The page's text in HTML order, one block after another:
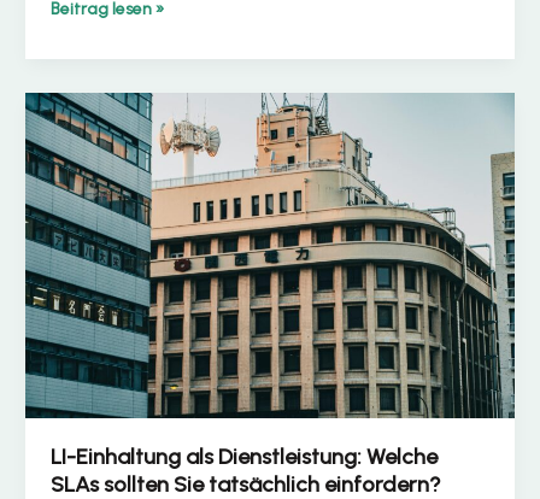
eSIM
rechtmäßiges
Was
die
RSP-
Architektur
für
die
Einhaltung
der
Vorschriften
bedeutet
Beitrag lesen »
LI-Einhaltung als Dienstleistung: Welche
SLAs sollten Sie tatsächlich einfordern?